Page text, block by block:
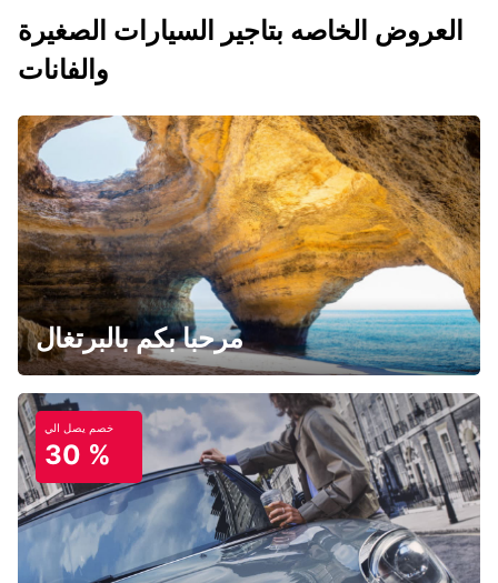
العروض الخاصه بتاجير السيارات الصغيرة
والفانات
مرحبا بكم بالبرتغال
خصم يصل الي
30 %